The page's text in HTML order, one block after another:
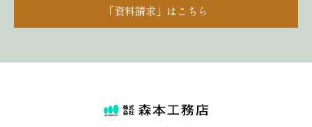
「資料請求」はこちら